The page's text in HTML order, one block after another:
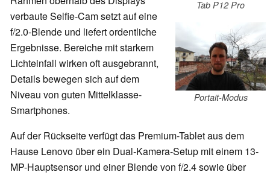
Tab P12 Pro
Portait-Modus
verbaute Selfie-Cam setzt auf eine
f/2.0-Blende und liefert ordentliche
Ergebnisse. Bereiche mit starkem
Lichteinfall wirken oft ausgebrannt,
Details bewegen sich auf dem
Niveau von guten Mittelklasse-
Smartphones.
Auf der Rückseite verfügt das Premium-Tablet aus dem
Hause Lenovo über ein Dual-Kamera-Setup mit einem 13-
MP-Hauptsensor und einer Blende von f/2.4 sowie über